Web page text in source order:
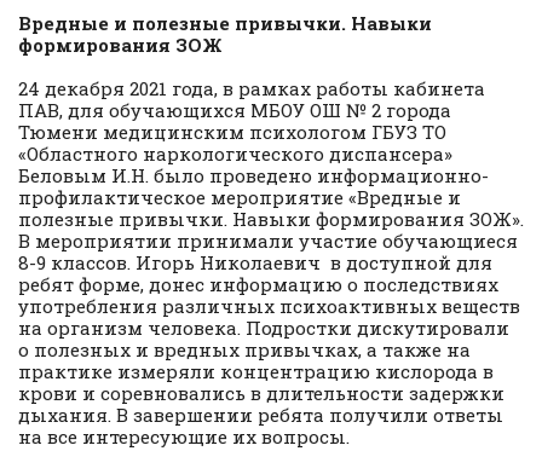
Вредные и полезные привычки. Навыки
формирования ЗОЖ
24 декабря 2021 года, в рамках работы кабинета
ПАВ, для обучающихся МБОУ ОШ № 2 города
Тюмени медицинским психологом ГБУЗ ТО
«Областного наркологического диспансера»
Беловым И.Н. было проведено информационно-
профилактическое мероприятие «Вредные и
полезные привычки. Навыки формирования ЗОЖ».
В мероприятии принимали участие обучающиеся
8-9 классов. Игорь Николаевич в доступной для
ребят форме, донес информацию о последствиях
употребления различных психоактивных веществ
на организм человека. Подростки дискутировали
о полезных и вредных привычках, а также на
практике измеряли концентрацию кислорода в
крови и соревновались в длительности задержки
дыхания. В завершении ребята получили ответы
на все интересующие их вопросы.